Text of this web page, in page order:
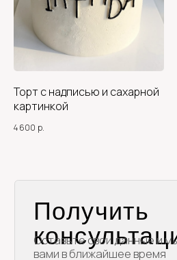
Торт с надписью и сахарной
картинкой
4 600 р.
Я согласен на обработку персональных данных и с
условиями политики конфиденциальности
Покупателям
Каталог
Ягодные торты
Доставка и оплата
О нас
Классические торты